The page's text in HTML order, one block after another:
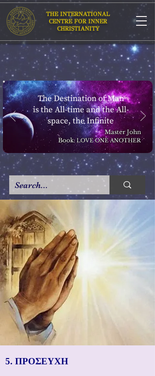
THE INTERNATIONAL
CENTRE FOR INNER
CHRISTIANITY
The Destination of Man
is the All-time and the All-
space, the Infinite
Master John
Book: LOVE ONE ANOTHER
5. ΠΡΟΣΕΥΧΗ